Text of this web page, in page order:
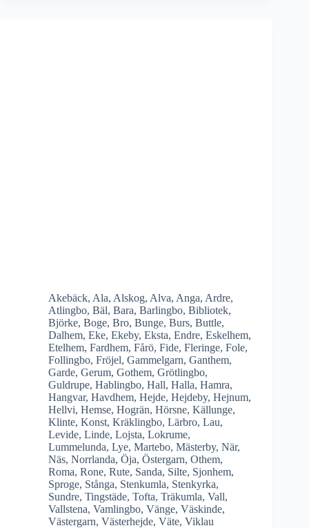
Akebäck, Ala, Alskog, Alva, Anga, Ardre,
Atlingbo, Bäl, Bara, Barlingbo, Bibliotek,
Björke, Boge, Bro, Bunge, Burs, Buttle,
Dalhem, Eke, Ekeby, Eksta, Endre, Eskelhem,
Etelhem, Fardhem, Fårö, Fide, Fleringe, Fole,
Follingbo, Fröjel, Gammelgarn, Ganthem,
Garde, Gerum, Gothem, Grötlingbo,
Guldrupe, Hablingbo, Hall, Halla, Hamra,
Hangvar, Havdhem, Hejde, Hejdeby, Hejnum,
Hellvi, Hemse, Hogrän, Hörsne, Källunge,
Klinte, Konst, Kräklingbo, Lärbro, Lau,
Levide, Linde, Lojsta, Lokrume,
Lummelunda, Lye, Martebo, Mästerby, När,
Näs, Norrlanda, Öja, Östergarn, Othem,
Roma, Rone, Rute, Sanda, Silte, Sjonhem,
Sproge, Stånga, Stenkumla, Stenkyrka,
Sundre, Tingstäde, Tofta, Träkumla, Vall,
Vallstena, Vamlingbo, Vänge, Väskinde,
Västergarn, Västerhejde, Väte, Viklau